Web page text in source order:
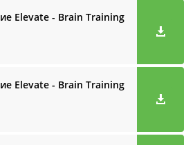
Elevate - Brain Training
Elevate - Brain Training